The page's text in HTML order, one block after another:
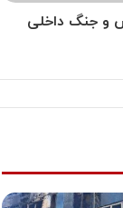
و جنگ داخلی